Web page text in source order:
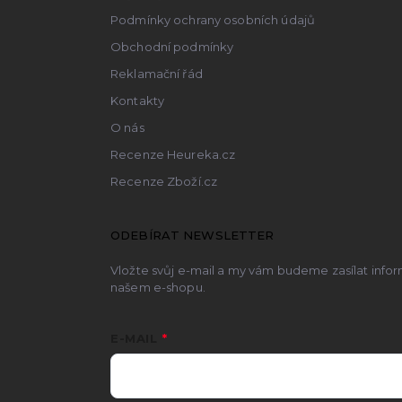
Podmínky ochrany osobních údajů
Obchodní podmínky
Reklamační řád
Kontakty
O nás
Recenze Heureka.cz
Recenze Zboží.cz
ODEBÍRAT NEWSLETTER
Vložte svůj e-mail a my vám budeme zasílat
našem e-shopu.